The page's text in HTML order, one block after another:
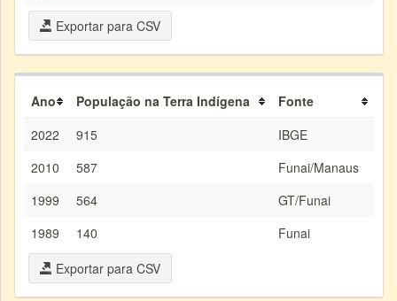
Exportar para CSV
Ano População na Terra Indígena
Fonte
2022
915
IBGE
2010
587
Funai/Manaus
1999
564
GT/Funai
1989
140
Funai
Exportar para CSV